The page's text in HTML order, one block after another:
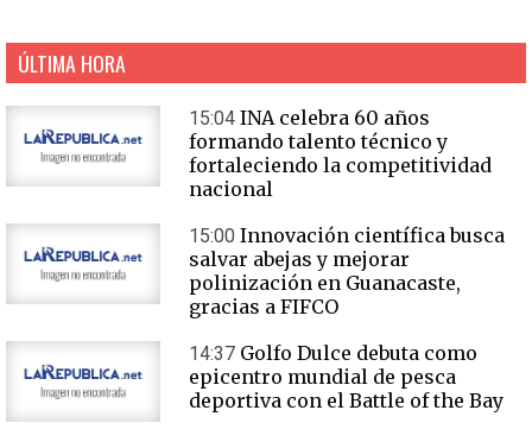
ÚLTIMA HORA
15:04 INA celebra 60 años
formando talento técnico y
fortaleciendo la competitividad
nacional
15:00 Innovación científica busca
salvar abejas y mejorar
polinización en Guanacaste,
gracias a FIFCO
14:37 Golfo Dulce debuta como
epicentro mundial de pesca
deportiva con el Battle of the Bay